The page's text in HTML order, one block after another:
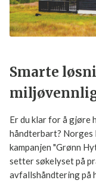
Smarte
håndterbart?
kampanjen "Grønn
mai setter søkelyset
avfallshåndtering på
behandler